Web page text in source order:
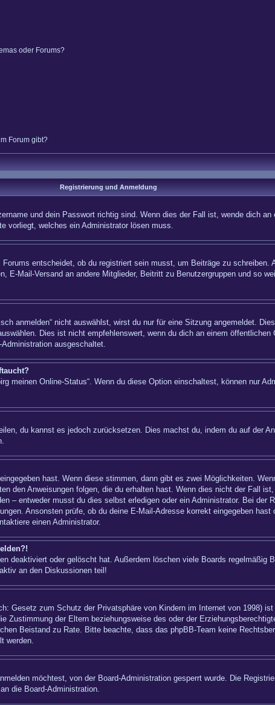
oder Forums?
Forum gibt?
Registrierung und Anmeldung
und dein Passwort richtig sind. Wenn dies der Fall ist, wende dich
vorliegt, welches ein Administrator lösen muss.
entscheidet, ob du registriert sein musst, um Beiträge zu
E-Mail-Versand an andere Mitglieder, Beitritt zu Benutzergruppen und so
anmelden“ nicht auswählst, wirst du nur für eine Sitzung angemeldet.
Dies ist nicht empfehlenswert, wenn du dich an einem
ausgeschaltet.
meinen Online-Status“. Wenn du diese Option einschaltest, können nur
du kannst es jedoch zurücksetzen. Dies machst du, indem du auf der
hast. Wenn diese stimmen, dann gibt es zwei Möglichkeiten.
den Anweisungen folgen, die du erhalten hast. Wenn dies nicht der Fall
– entweder musst du dies selbst erledigen oder ein Administrator. Bei der
Ansonsten prüfe, ob du deine E-Mail-Adresse korrekt eingegeben
einen Administrator.
deaktiviert oder gelöscht hat. Außerdem löschen viele Boards regelmäßig
an den Diskussionen teil!
Gesetz zum Schutz der Privatsphäre von Kindern im Internet von 1998)
Zustimmung der Eltern beziehungsweise des oder der
Beistand zu Rate. Bitte beachte, dass das phpBB-Team keine
werden.
möchtest, von der Board-Administration gesperrt wurde. Die
die Board-Administration.